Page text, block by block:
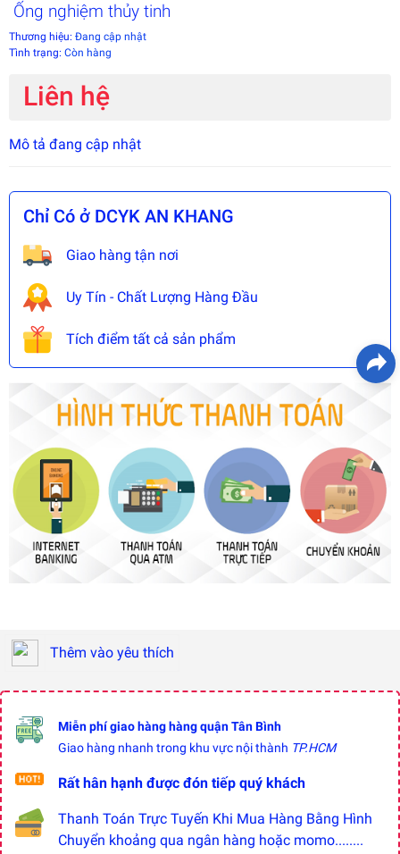
Ống nghiệm thủy tinh
Thương hiệu: Đang cập nhật
Tình trạng: Còn hàng
Liên hệ
Mô tả đang cập nhật
Chỉ Có ở DCYK AN KHANG
Giao hàng tận nơi
Uy Tín - Chất Lượng Hàng Đầu
Tích điểm tất cả sản phẩm
Thêm vào yêu thích
Miễn phí giao hàng hàng quận Tân Bình
Giao hàng nhanh trong khu vực nội thành TP.HCM
Rất hân hạnh được đón tiếp quý khách
Thanh Toán Trực Tuyến Khi Mua Hàng Bằng Hình
Chuyển khoảng qua ngân hàng hoặc momo........